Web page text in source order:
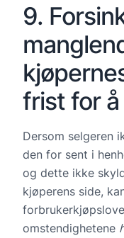
9.
frist for
Dersom selgeren
den for sent i
og dette ikke
kjøperens side,
omstendighetene